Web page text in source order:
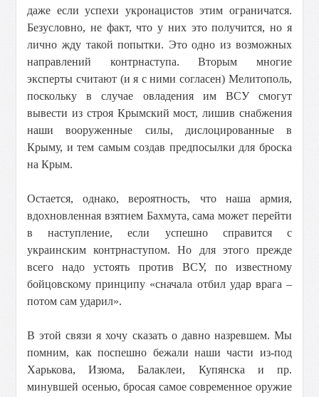
даже если успехи укронацистов этим ограничатся.
Безусловно, не факт, что у них это получится, но я
лично жду такой попытки. Это одно из возможных
направлений контрнаступа. Вторым многие
эксперты считают (и я с ними согласен) Мелитополь,
поскольку в случае овладения им ВСУ смогут
вывести из строя Крымский мост, лишив снабжения
наши вооруженные силы, дислоцированные в
Крыму, и тем самым создав предпосылки для броска
на Крым.
Остается, однако, вероятность, что наша армия,
вдохновленная взятием Бахмута, сама может перейти
в наступление, если успешно справится с
украинским контрнаступом. Но для этого прежде
всего надо устоять против ВСУ, по известному
бойцовскому принципу «сначала отбил удар врага –
потом сам ударил».
В этой связи я хочу сказать о давно назревшем. Мы
помним, как поспешно бежали наши части из-под
Харькова, Изюма, Балаклеи, Купянска и пр.
минувшей осенью, бросая самое современное оружие